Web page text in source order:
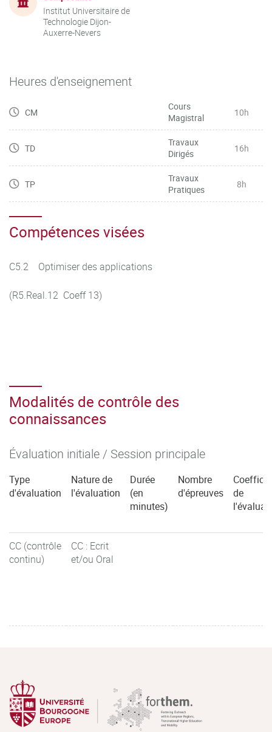
Institut Universitaire de
Technologie Dijon-
Auxerre-Nevers
Heures d'enseignement
CM
Cours
Magistral
10h
TD
Travaux
Dirigés
16h
TP
Travaux
Pratiques
8h
Compétences visées
C5.2 Optimiser des applications
(R5.Real.12 Coeff 13)
Modalités de contrôle des
connaissances
Évaluation initiale / Session principale
Type
d'évaluation
Nature de
l'évaluation
Durée
(en
minutes)
Nombre
d'épreuves
de
CC (contrôle
continu)
CC : Ecrit
et/ou Oral